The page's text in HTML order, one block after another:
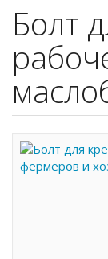
Болт